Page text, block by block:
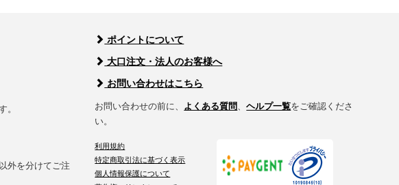
。
外を分けてご注
ポイントについて
大口注文・法人のお客様へ
お問い合わせはこちら
お問い合わせの前に、 よくある質問 、ヘルプ一覧をご確認くださ
い。
利用規約
特定商取引法に基づく表示
個人情報保護について